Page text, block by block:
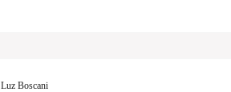
Luz Boscani